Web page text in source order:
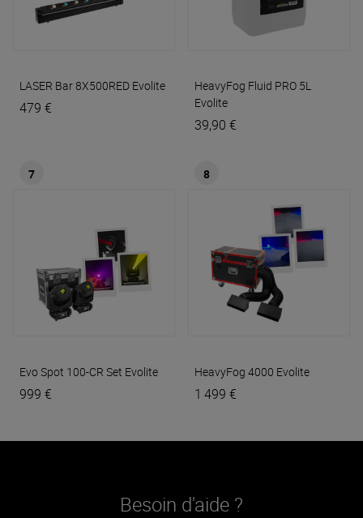
LASER Bar 8X500RED Evolite
479 €
HeavyFog Fluid PRO 5L
Evolite
39,90 €
7
Evo Spot 100-CR Set Evolite
999 €
8
HeavyFog 4000 Evolite
1 499 €
Besoin d'aide ?